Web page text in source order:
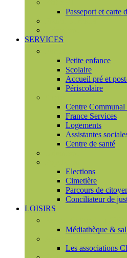
Passeport et carte
SERVICES
Petite enfance
Scolaire
Accueil pré et
Périscolaire
Centre
France Services
Logements
Assistantes
Centre de santé
Elections
Cimetière
Parcours de
Conciliateur de
LOISIRS
Médiathèque &
Les associations